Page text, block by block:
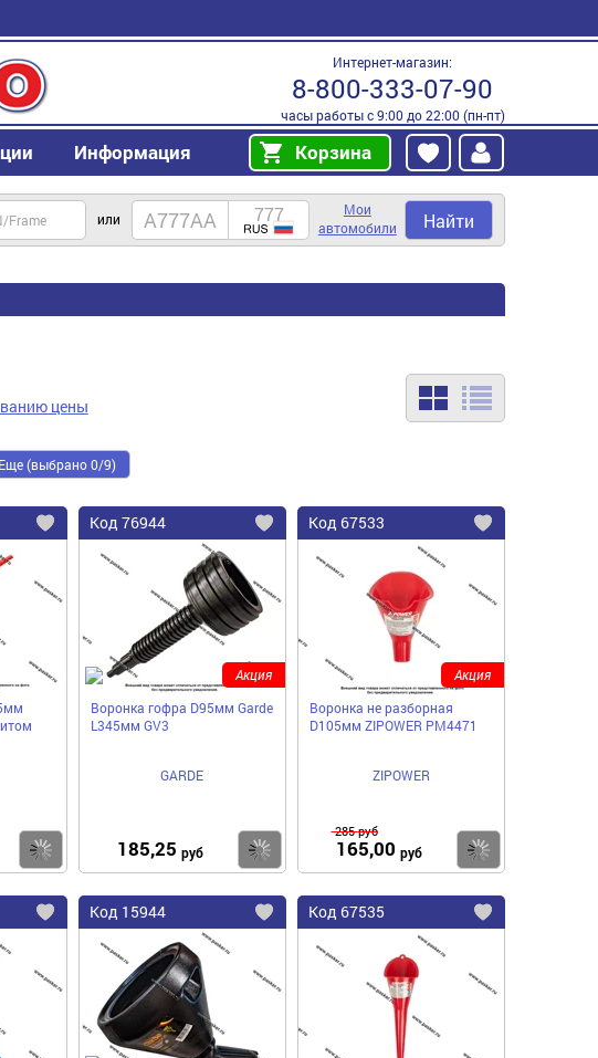
Интернет-магазин:
8-800-333-07-90
часы работы с 9:00 до 22:00 (пн-пт)
Информация Корзина
или
Мои
автомобили
Найти
цены
Еще (выбрано 0/9)
Добавить
Купить
Код 76944
Добавить
избранное
Воронка гофра D95мм Garde
L345мм GV3
GARDE
185,25 руб Купить
Акция
Код 67533
Воронка не разборная
D105мм ZIPOWER PM4471
ZIPOWER
285руб
165,00 руб
Акция
Добавить
избранное
Код 15944
Добавить
избранное
Код 67535